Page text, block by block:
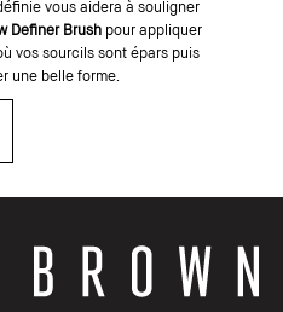
vous aidera à souligner
Definer Brushpour appliquer
vos sourcils sont épars puis
une belle forme.